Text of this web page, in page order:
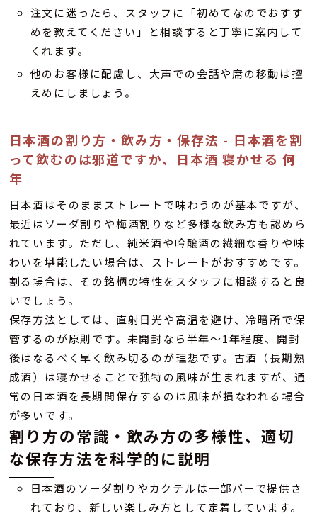
注文に迷ったら、スタッフに「初めてなのでおすす
めを教えてください」と相談すると丁寧に案内して
くれます。
他のお客様に配慮し、大声での会話や席の移動は控
えめにしましょう。
日本酒の割り方・飲み方・保存法 - 日本酒を割
って飲むのは邪道ですか、日本酒 寝かせる 何
年
日本酒はそのままストレートで味わうのが基本ですが、
最近はソーダ割りや梅酒割りなど多様な飲み方も認めら
れています。ただし、純米酒や吟醸酒の繊細な香りや味
わいを堪能したい場合は、ストレートがおすすめです。
割る場合は、その銘柄の特性をスタッフに相談すると良
いでしょう。
保存方法としては、直射日光や高温を避け、冷暗所で保
管するのが原則です。未開封なら半年〜1年程度、開封
後はなるべく早く飲み切るのが理想です。古酒（長期熟
成酒）は寝かせることで独特の風味が生まれますが、通
常の日本酒を長期間保存するのは風味が損なわれる場合
が多いです。
割り方の常識・飲み方の多様性、適切
な保存方法を科学的に説明
日本酒のソーダ割りやカクテルは一部バーで提供さ
れており、新しい楽しみ方として定着しています。